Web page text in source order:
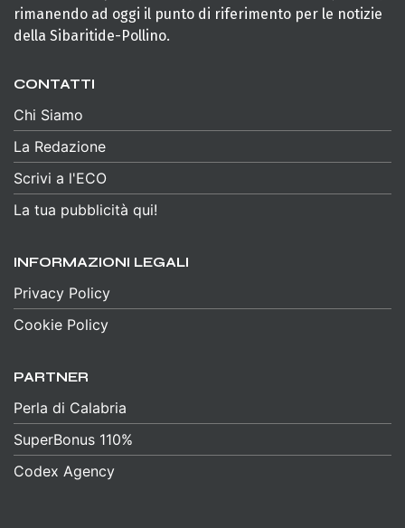
rimanendo ad oggi il punto di riferimento per le notizie
della Sibaritide-Pollino.
CONTATTI
Chi Siamo
La Redazione
Scrivi a l'ECO
La tua pubblicità qui!
INFORMAZIONI LEGALI
Privacy Policy
Cookie Policy
PARTNER
Perla di Calabria
SuperBonus 110%
Codex Agency